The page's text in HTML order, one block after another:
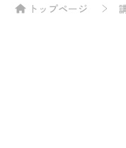
トップページ